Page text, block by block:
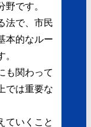
野です。
法で、市民
本的なルー
も関わって
では重要な
ていくこと